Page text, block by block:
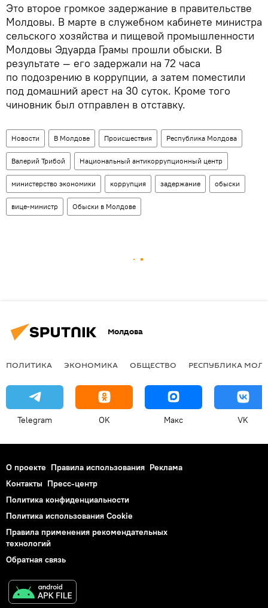
Это второе громкое задержание в правительстве
Молдовы. В марте в служебном кабинете министра
сельского хозяйства и пищевой промышленности
Молдовы Эдуарда Грамы прошли обыски. В
результате — его задержали на 72 часа
по подозрению в коррупции, а затем поместили
под домашний арест на 30 суток. Кроме того
чиновник был отправлен в отставку.
Новости В Молдове Происшествия Республика Молдова
Валерий Трибой Национальный антикоррупционный центр
министерство экономики коррупция задержание обыски
вице-министр Обыски в Молдове
Молдова
ПОЛИТИКА ЭКОНОМИКА ОБЩЕСТВО РЕСПУБЛИКА
Telegram OK Макс VK
О проекте Правила использования Реклама
Контакты Пресс-центр
Политика конфиденциальности
Политика использования Cookie
Правила применения рекомендательных
технологий
Обратная связь